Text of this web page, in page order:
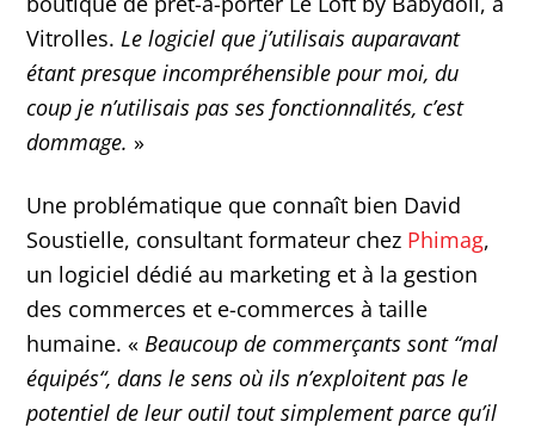
Vitrolles.Le logiciel que j’utilisais auparavant
étant presque incompréhensible pour moi, du
coup je n’utilisais pas ses fonctionnalités, c’est
dommage. »
Une problématique que connaît bien David
Soustielle, consultant formateur chez Phimag,
un logiciel dédié au marketing et à la gestion
des commerces et e-commerces à taille
humaine. « Beaucoup de commerçants sont “mal
équipés“, dans le sens où ils n’exploitent pas le
potentiel de leur outil tout simplement parce qu’il